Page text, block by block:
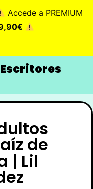
Accede a PREMIUM
de
| Lil